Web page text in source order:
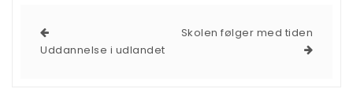
Uddannelse i udlandet
Skolen følger med tiden